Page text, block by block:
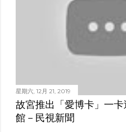
星期六, 12月 21, 2019
故宮推出「愛博卡」一
館－民視新聞